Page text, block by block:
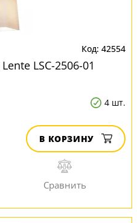
42554
LSC-2506-01
4 шт.
В КОРЗИНУ